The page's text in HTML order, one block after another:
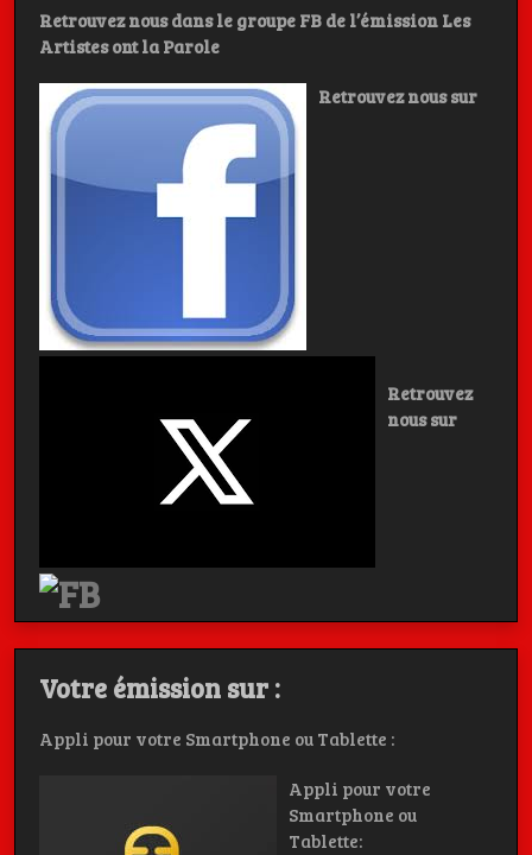
Retrouvez nous dans le groupe FB de l’émission Les
Artistes ont la Parole
Retrouvez nous sur
Retrouvez
nous sur
Votre émission sur :
Appli pour votre Smartphone ou Tablette :
Appli pour votre
Smartphone ou
Tablette: